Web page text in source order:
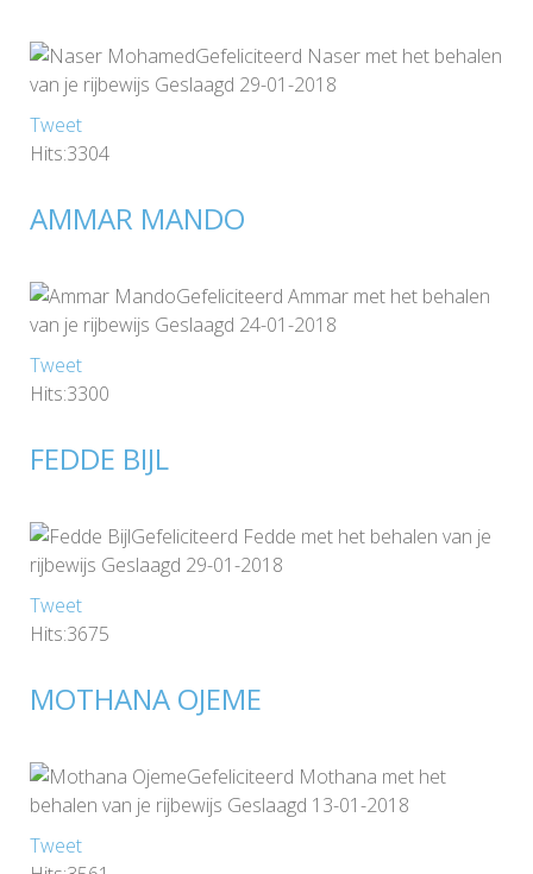
Gefeliciteerd Naser met het behalen
van je rijbewijs Geslaagd 29-01-2018
Tweet
Hits:3304
AMMAR MANDO
Gefeliciteerd Ammar met het behalen
van je rijbewijs Geslaagd 24-01-2018
Tweet
Hits:3300
FEDDE BIJL
Gefeliciteerd Fedde met het behalen van je
rijbewijs Geslaagd 29-01-2018
Tweet
Hits:3675
MOTHANA OJEME
Gefeliciteerd Mothana met het
behalen van je rijbewijs Geslaagd 13-01-2018
Tweet